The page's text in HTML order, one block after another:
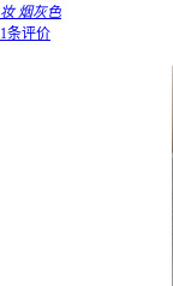
妆 烟灰色
1条评价